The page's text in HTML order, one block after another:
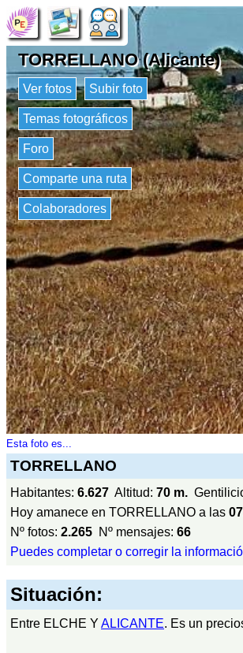
TORRELLANO (Alicante)
Ver fotos Subir foto
Temas fotográficos
Foro
Comparte una ruta
Colaboradores
Esta foto es...
TORRELLANO
Habitantes: 6.627 Altitud: 70 m.
Hoy amanece en TORRELLANO a las
Nº fotos: 2.265 Nº mensajes: 66
Puedes completar o corregir la
Situación:
Entre ELCHE Y ALICANTE. Es un